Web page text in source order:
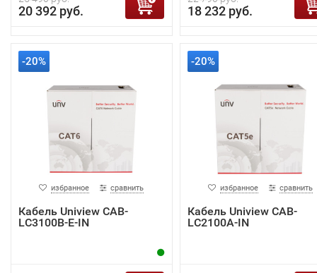
20 392 руб. 18 232 руб.
-20%
избранное сравнить
Кабель Uniview CAB-
LC3100B-E-IN
-20%
избранное сравнить
Кабель Uniview CAB-
LC2100A-IN